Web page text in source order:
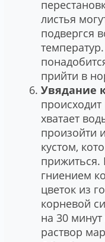
листья
подвергся
прийти в
Увядание
происходит
хватает
произойти
кустом,
прижиться.
гниением
цветок из
корневой
на 30
раствор